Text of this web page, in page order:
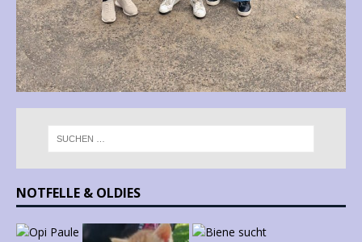
NOTFELLE & OLDIES